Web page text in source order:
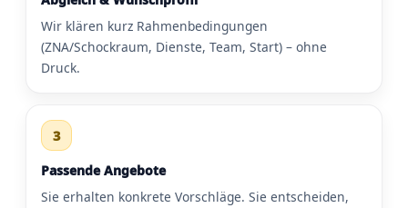
Wir klären kurz Rahmenbedingungen
(ZNA/Schockraum, Dienste, Team, Start) – ohne
Druck.
3
Passende Angebote
Sie erhalten konkrete Vorschläge. Sie entscheiden,